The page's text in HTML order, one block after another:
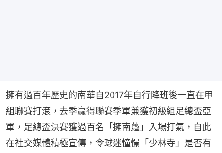
擁有過百年歷史的南華自2017年自行降班後一直在甲
組聯賽打滾，去季贏得聯賽季軍兼獲初級組足總盃亞
軍，足總盃決賽獲過百名「擁南躉」入場打氣，自此
在社交媒體積極宣傳，令球迷憧憬「少林寺」是否有